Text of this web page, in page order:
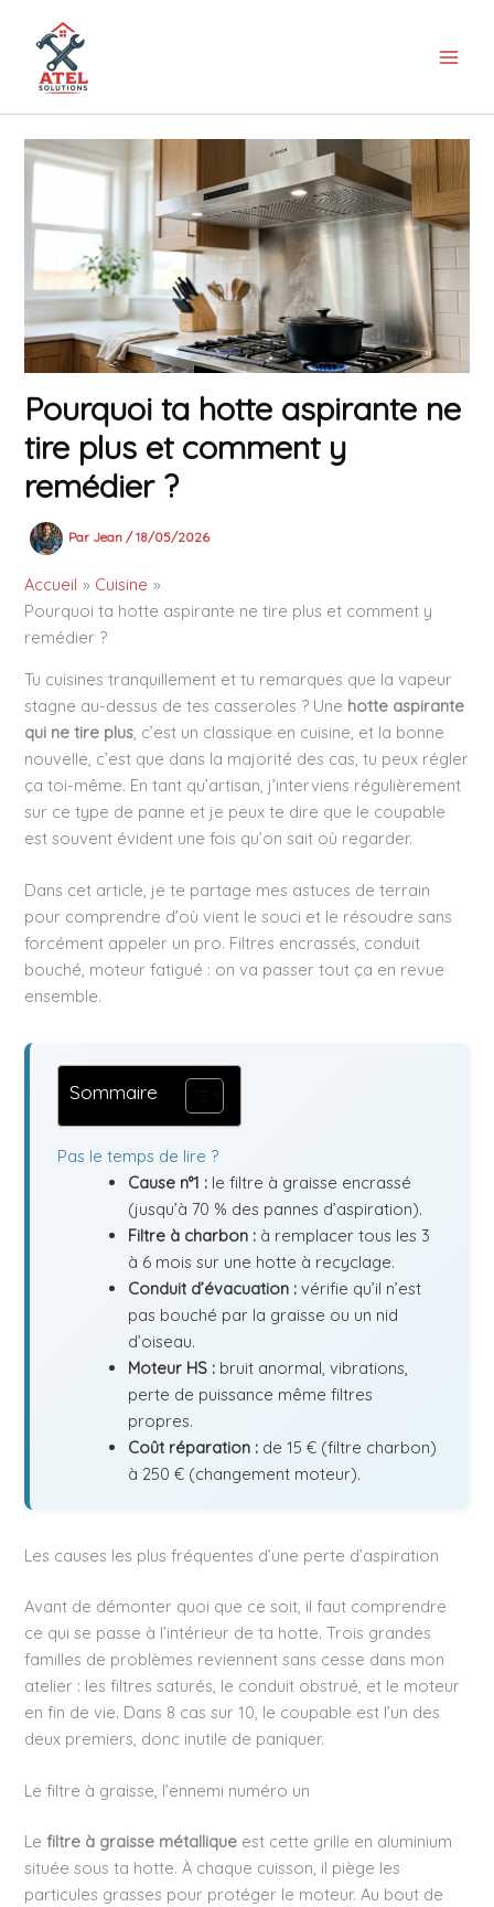
contenu
Pourquoi ta hotte aspirante ne
tire plus et comment y
remédier ?
Par Jean /18/05/2026
Accueil
Cuisine
Pourquoi ta hotte aspirante ne tire plus et comment y
remédier ?
Tu cuisines tranquillement et tu remarques que la vapeur
stagne au-dessus de tes casseroles ? Une hotte aspirante
qui ne tire plus, c’est un classique en cuisine, et la bonne
nouvelle, c’est que dans la majorité des cas, tu peux régler
ça toi-même. En tant qu’artisan, j’interviens régulièrement
sur ce type de panne et je peux te dire que le coupable
est souvent évident une fois qu’on sait où regarder.
Dans cet article, je te partage mes astuces de terrain
pour comprendre d’où vient le souci et le résoudre sans
forcément appeler un pro. Filtres encrassés, conduit
bouché, moteur fatigué : on va passer tout ça en revue
ensemble.
Sommaire
Pas le temps de lire ?
Cause n°1 : le filtre à graisse encrassé
(jusqu’à 70 % des pannes d’aspiration).
Filtre à charbon : à remplacer tous les 3
à 6 mois sur une hotte à recyclage.
Conduit d’évacuation : vérifie qu’il n’est
pas bouché par la graisse ou un nid
d’oiseau.
Moteur HS : bruit anormal, vibrations,
perte de puissance même filtres
propres.
Coût réparation : de 15 € (filtre charbon)
à 250 € (changement moteur).
Les causes les plus fréquentes d’une perte d’aspiration
Avant de démonter quoi que ce soit, il faut comprendre
ce qui se passe à l’intérieur de ta hotte. Trois grandes
familles de problèmes reviennent sans cesse dans mon
atelier : les filtres saturés, le conduit obstrué, et le moteur
en fin de vie. Dans 8 cas sur 10, le coupable est l’un des
deux premiers, donc inutile de paniquer.
Le filtre à graisse, l’ennemi numéro un
Lefiltre à graisse métallique est cette grille en aluminium
située sous ta hotte. À chaque cuisson, il piège les
particules grasses pour protéger le moteur. Au bout de